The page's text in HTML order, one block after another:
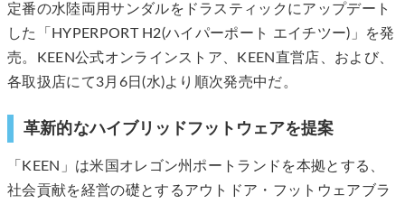
定番の水陸両用サンダルをドラスティックにアップデート
した「HYPERPORT H2(ハイパーポート エイチツー)」を発
売。KEEN公式オンラインストア、KEEN直営店、および、
各取扱店にて3月6日(水)より順次発売中だ。
革新的なハイブリッドフットウェアを提案
「KEEN」は米国オレゴン州ポートランドを本拠とする、
社会貢献を経営の礎とするアウトドア・フットウェアブラ